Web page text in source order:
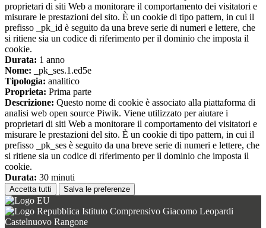
proprietari di siti Web a monitorare il comportamento dei visitatori e
misurare le prestazioni del sito. È un cookie di tipo pattern, in cui il
prefisso _pk_id è seguito da una breve serie di numeri e lettere, che
si ritiene sia un codice di riferimento per il dominio che imposta il
cookie.
Durata: 1 anno
Nome: _pk_ses.1.ed5e
Tipologia: analitico
Proprieta: Prima parte
Descrizione: Questo nome di cookie è associato alla piattaforma di
analisi web open source Piwik. Viene utilizzato per aiutare i
proprietari di siti Web a monitorare il comportamento dei visitatori e
misurare le prestazioni del sito. È un cookie di tipo pattern, in cui il
prefisso _pk_ses è seguito da una breve serie di numeri e lettere, che
si ritiene sia un codice di riferimento per il dominio che imposta il
cookie.
Durata: 30 minuti
Accetta tutti Salva le preferenze
Istituto Comprensivo Giacomo Leopardi
Castelnuovo Rangone